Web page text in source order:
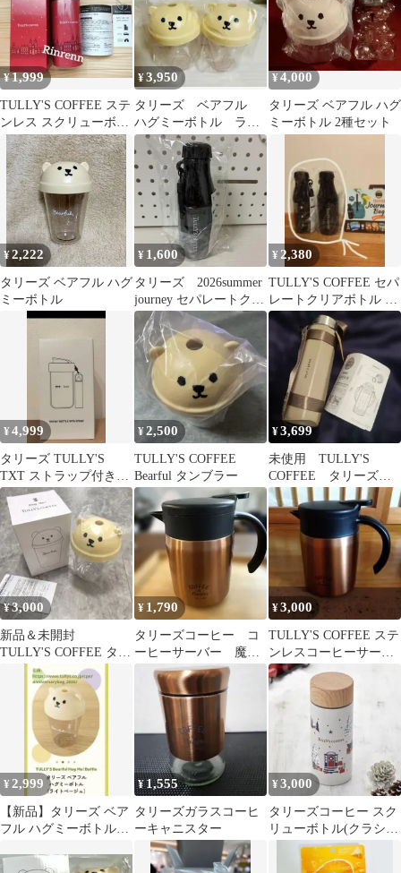
¥1,999
TULLY'S COFFEE ステ
ンレス スクリューボト
ル
¥3,950
タリーズ ベアフル
ハグミーボトル ライ
トベージュ 2個
¥4,000
タリーズ ベアフル ハグ
ミーボトル 2種セット
¥2,222
タリーズ ベアフル ハグ
ミーボトル
¥ 1,600
タリーズ 2026summer
journey セパレートクリ
アボトル
¥ 2,380
TULLY'S COFFEE セパ
レートクリアボトル 2
個セット タリーズ
¥4,999
タリーズ TULLY'S
TXT ストラップ付きト
ライタンボトル
¥2,500
TULLY'S COFFEE
Bearful タンブラー
¥3,699
未使用 TULLY'S
COFFEE タリーズ
オクタボトル
¥3,000
新品＆未開封
TULLY'S COFFEE タリ
ーズ ベアフル ハグ
ミーボトル
¥ 1,790
タリーズコーヒー コ
ーヒーサーバー 魔法
¥3,000
TULLY'S COFFEE ステ
ンレスコーヒーサーバ
ー
¥ 2,999
【新品】タリーズ ベア
フル ハグミーボトルの
夏
¥1,555
タリーズガラスコーヒ
ーキャニスター
¥3,000
タリーズコーヒー スク
リューボトル(クラシッ
クホリデー)